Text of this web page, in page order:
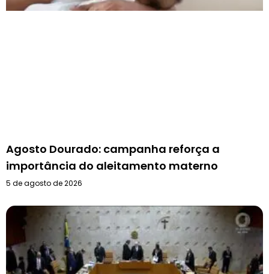
Agosto Dourado: campanha reforça a
importância do aleitamento materno
5 de agosto de 2026